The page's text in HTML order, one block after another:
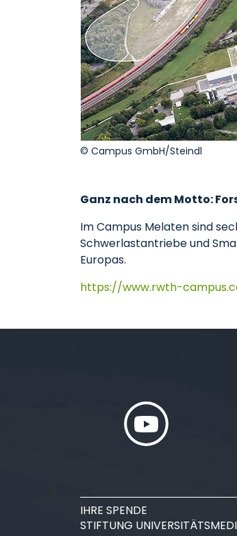
© Campus GmbH/Steindl
Ganz nach dem Motto:
Im Campus Melaten sind
Schwerlastantriebe und
Europas.
https://www.rwth-
IHRE SPENDE
STIFTUNG